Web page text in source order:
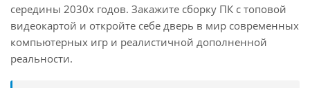
середины 2030х годов. Закажите сборку ПК с топовой
видеокартой и откройте себе дверь в мир современных
компьютерных игр и реалистичной дополненной
реальности.